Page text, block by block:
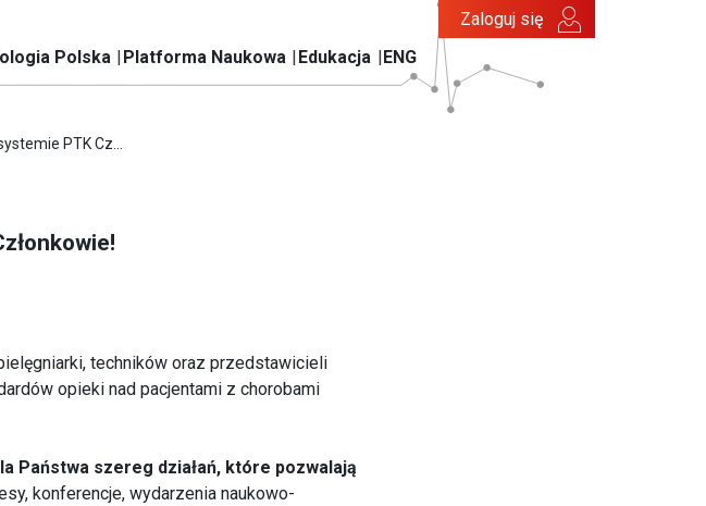
Polska Platforma Naukowa Edukacja ENG
Zaloguj się
PTK Cz...
techników oraz przedstawicieli
opieki nad pacjentami z chorobami
Państwa szereg działań, które pozwalają
konferencje, wydarzenia naukowo-